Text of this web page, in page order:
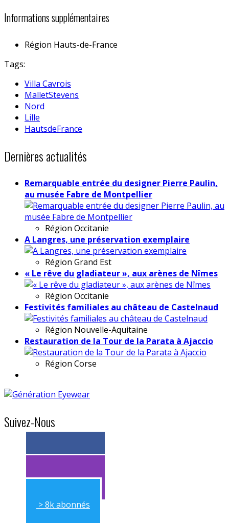
Informations supplémentaires
Région Hauts-de-France
Tags:
Villa Cavrois
MalletStevens
Nord
Lille
HautsdeFrance
Dernières actualités
Remarquable entrée du designer Pierre Paulin,
au musée Fabre de Montpellier
Région Occitanie
A Langres, une préservation exemplaire
Région Grand Est
« Le rêve du gladiateur », aux arènes de Nîmes
Région Occitanie
Festivités familiales au château de Castelnaud
Région Nouvelle-Aquitaine
Restauration de la Tour de la Parata à Ajaccio
Région Corse
Suivez-Nous
> 11k abonnés
> 11k abonnés
> 8k abonnés